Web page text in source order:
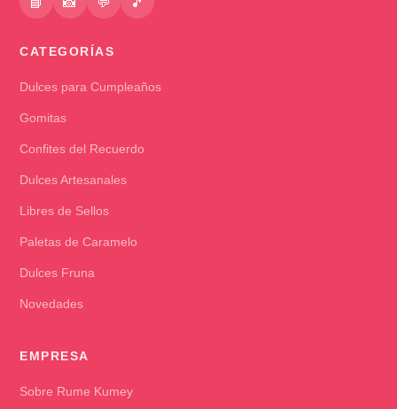
CATEGORÍAS
Dulces para Cumpleaños
Gomitas
Confites del Recuerdo
Dulces Artesanales
Libres de Sellos
Paletas de Caramelo
Dulces Fruna
Novedades
EMPRESA
Sobre Rume Kumey